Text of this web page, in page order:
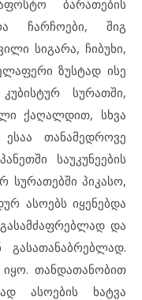
ბარათების
ჩარჩოები, შიგ
სიგარა, ჩიბუხი,
ზუსტად ისე
სურათში,
ქაღალდით, სხვა
ესაა თანამედროვე
საუკუნეების
სურათებში პიკასო,
ასოებს იყენებდა
და
თანდათანობით
ასოების ხატვა